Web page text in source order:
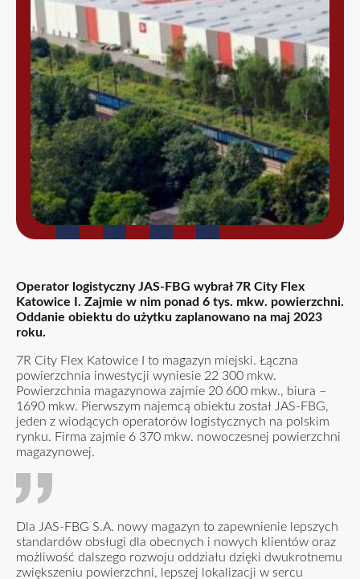
Operator logistyczny JAS-FBG wybrał 7R City Flex
Katowice I. Zajmie w nim ponad 6 tys. mkw. powierzchni.
Oddanie obiektu do użytku zaplanowano na maj 2023
roku.
7R City Flex Katowice I to magazyn miejski. Łączna
powierzchnia inwestycji wyniesie 22 300 mkw.
Powierzchnia magazynowa zajmie 20 600 mkw., biura –
1690 mkw. Pierwszym najemcą obiektu został JAS-FBG,
jeden z wiodących operatorów logistycznych na polskim
rynku. Firma zajmie 6 370 mkw. nowoczesnej powierzchni
magazynowej.
Dla JAS-FBG S.A. nowy magazyn to zapewnienie lepszych
standardów obsługi dla obecnych i nowych klientów oraz
możliwość dalszego rozwoju oddziału dzięki dwukrotnemu
zwiększeniu powierzchni, lepszej lokalizacji w sercu